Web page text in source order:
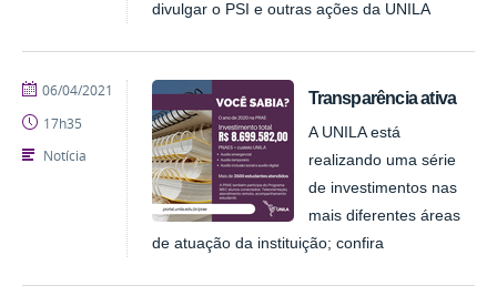
divulgar o PSI e outras ações da UNILA
Transparência ativa
A UNILA está
realizando uma série
de investimentos nas
mais diferentes áreas
de atuação da instituição; confira
publicado
06/04/2021
17h35
Notícia